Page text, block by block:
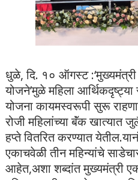
धुळे, दि. १० ऑगस्ट :‘मुख्यमंत्री
योजने’मुळे महिला
योजना कायमस्वरूपी सुरू
रोजी महिलांच्या बॅंक खात्यात
हप्ते वितरित करण्यात
एकाचवेळी तीन महिन्यांचे
आहेत,अशा शब्दांत मुख्यमंत्री